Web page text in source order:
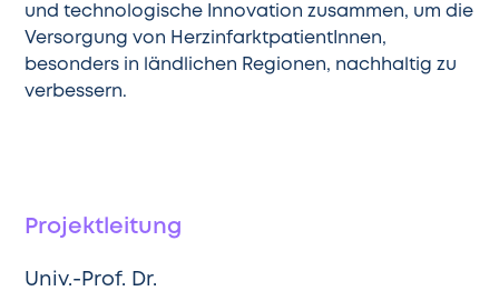
und technologische Innovation zusammen, um die
Versorgung von HerzinfarktpatientInnen,
besonders in ländlichen Regionen, nachhaltig zu
verbessern.
Projektleitung
Univ.-Prof. Dr.